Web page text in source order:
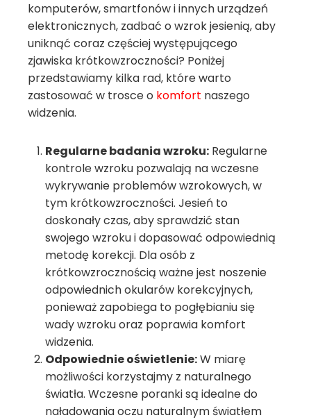
komputerów, smartfonów i innych urządzeń
elektronicznych, zadbać o wzrok jesienią, aby
uniknąć coraz częściej występującego
zjawiska krótkowzroczności? Poniżej
przedstawiamy kilka rad, które warto
zastosować w trosce o komfort naszego
widzenia.
Regularne badania wzroku: Regularne
kontrole wzroku pozwalają na wczesne
wykrywanie problemów wzrokowych, w
tym krótkowzroczności. Jesień to
doskonały czas, aby sprawdzić stan
swojego wzroku i dopasować odpowiednią
metodę korekcji. Dla osób z
krótkowzrocznością ważne jest noszenie
odpowiednich okularów korekcyjnych,
ponieważ zapobiega to pogłębianiu się
wady wzroku oraz poprawia komfort
widzenia.
Odpowiednie oświetlenie:W miarę
możliwości korzystajmy z naturalnego
światła. Wczesne poranki są idealne do
naładowania oczu naturalnym światłem